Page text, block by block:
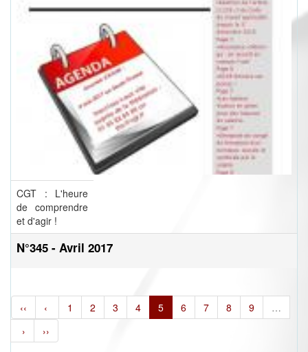
CGT : L'heure
de comprendre
et d'agir !
N°345 - Avril 2017
‹‹ ‹ 1 2 3 4 5 6 7 8 9
…
›
››